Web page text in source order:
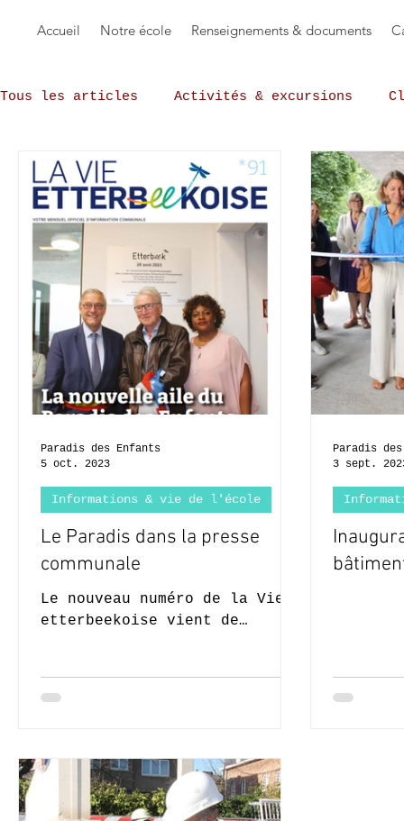
Accueil Notre école Renseignements & documents
Tous les articles Activités & excursions
L'Echo du Paradis
Le Paradis dans la presse
communale
Le nouveau numéro de la Vie
etterbeekoise vient de
particulière....
Informations & vie de l'école
Paradis des Enfants
5 oct. 2023
Paradis
3 sept.